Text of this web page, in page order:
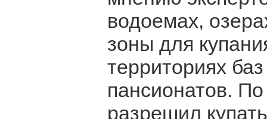
водоемах,
зоны для
территориях
пансионатов.
разрешил